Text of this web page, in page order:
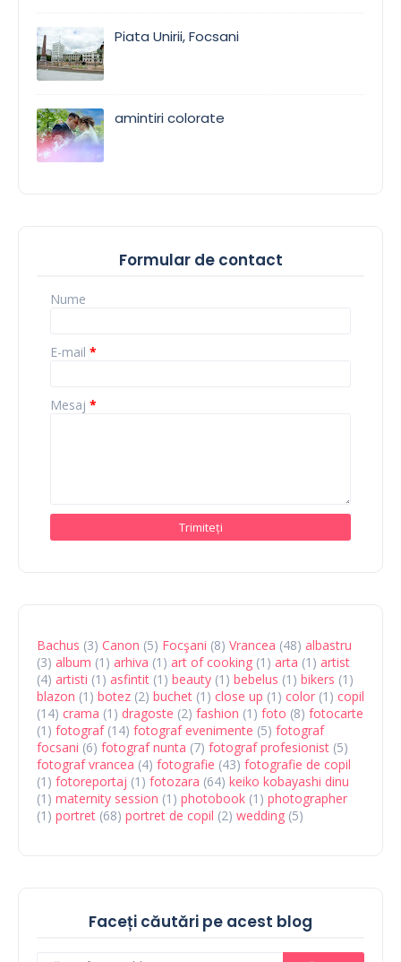
Piata Unirii, Focsani
amintiri colorate
Formular de contact
Nume
E-mail *
Mesaj *
Bachus (3) Canon (5) Focşani (8) Vrancea (48) albastru
(3) album (1) arhiva (1) art of cooking (1) arta (1) artist
(4) artisti (1) asfintit (1) beauty (1) bebelus (1) bikers (1)
blazon (1) botez (2) buchet (1) close up (1) color (1) copil
(14) crama (1) dragoste (2) fashion (1) foto (8) fotocarte
(1) fotograf (14) fotograf evenimente (5) fotograf
focsani (6) fotograf nunta (7) fotograf profesionist (5)
fotograf vrancea (4) fotografie (43) fotografie de copil
(1) fotoreportaj (1) fotozara (64) keiko kobayashi dinu
(1) maternity session (1) photobook (1) photographer
(1) portret (68) portret de copil (2) wedding (5)
Faceți căutări pe acest blog